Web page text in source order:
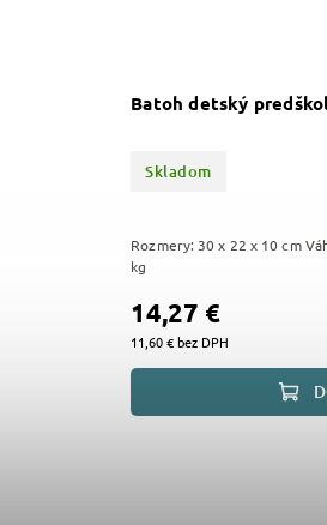
Batoh detský
Skladom
11,60 € bez DPH
14,27 €
Rozmery: 30 x 22 x 10 cm
kg